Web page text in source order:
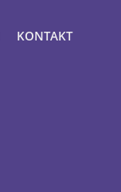
KONTAKT